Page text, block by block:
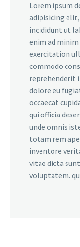
Lorem ipsum
adipisicing
incididunt ut
enim ad
exercitation
commodo
reprehenderit
dolore eu
occaecat
qui officia
unde omnis
totam rem
inventore
vitae dicta
voluptatem.